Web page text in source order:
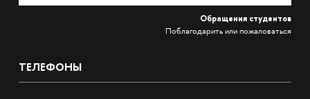
Обращения студентов
Поблагодарить или пожаловаться
ТЕЛЕФОНЫ